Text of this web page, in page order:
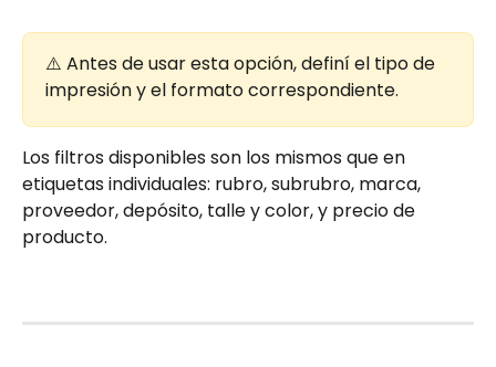
⚠️ Antes de usar esta opción, definí el tipo de
impresión y el formato correspondiente.
Los filtros disponibles son los mismos que en
etiquetas individuales: rubro, subrubro, marca,
proveedor, depósito, talle y color, y precio de
producto.